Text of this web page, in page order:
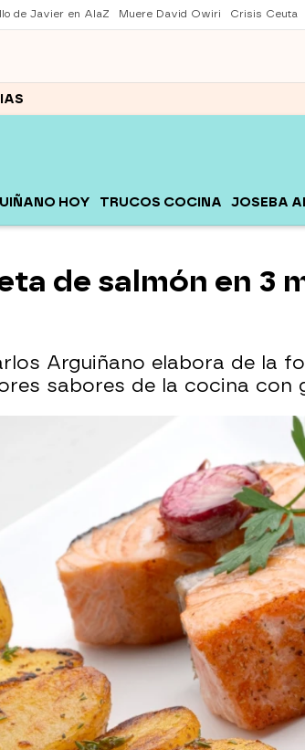
de Javier en AlaZ Muere David Owiri Crisis Ceuta
HOY TRUCOS COCINA JOSEBA
de salmón en 3
Arguiñano elabora de la
sabores de la cocina con
Ensalada de tomate y burratina